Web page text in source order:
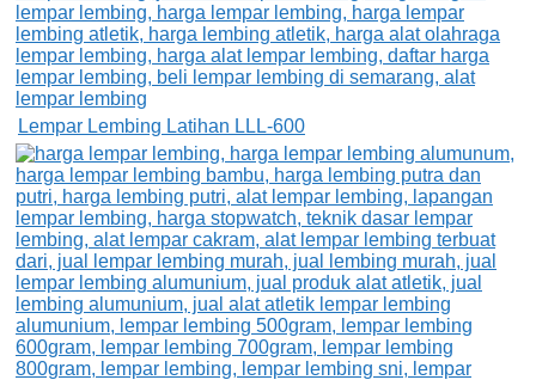
Lempar Lembing Latihan LLL-600